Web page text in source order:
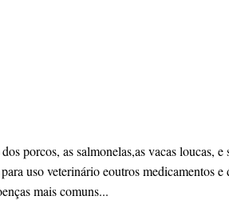
porcos, as salmonelas,as vacas loucas,
uso veterinário eoutros medicamentos
mais comuns...